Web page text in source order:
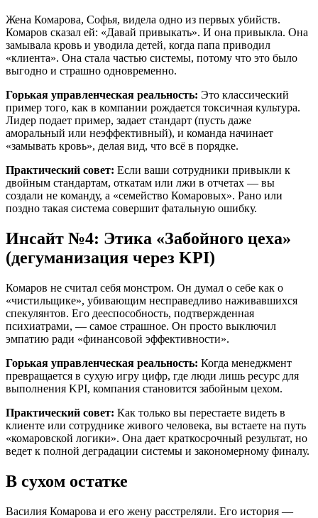
Жена Комарова, Софья, видела одно из первых убийств.
Комаров сказал ей: «Давай привыкать». И она привыкла. Она
замывала кровь и уводила детей, когда папа приводил
«клиента». Она стала частью системы, потому что это было
выгодно и страшно одновременно.
Горькая управленческая реальность: Это классический
пример того, как в компании рождается токсичная культура.
Лидер подает пример, задает стандарт (пусть даже
аморальный или неэффективный), и команда начинает
«замывать кровь», делая вид, что всё в порядке.
Практический совет: Если ваши сотрудники привыкли к
двойным стандартам, откатам или лжи в отчетах — вы
создали не команду, а «семейство Комаровых». Рано или
поздно такая система совершит фатальную ошибку.
Инсайт №4: Этика «Забойного цеха»
(дегуманизация через KPI)
Комаров не считал себя монстром. Он думал о себе как о
«чистильщике», убивающим несправедливо наживавшихся
спекулянтов. Его дееспособность, подтвержденная
психиатрами, — самое страшное. Он просто выключил
эмпатию ради «финансовой эффективности».
Горькая управленческая реальность: Когда менеджмент
превращается в сухую игру цифр, где люди лишь ресурс для
выполнения KPI, компания становится забойным цехом.
Практический совет: Как только вы перестаете видеть в
клиенте или сотруднике живого человека, вы встаете на путь
«комаровской логики». Она дает краткосрочный результат, но
ведет к полной деградации системы и закономерному финалу.
В сухом остатке
Василия Комарова и его жену расстреляли. Его история —